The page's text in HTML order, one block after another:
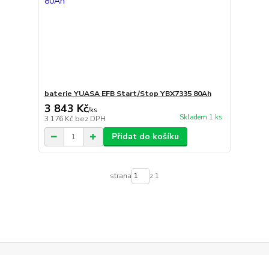
baterie YUASA EFB Start/Stop YBX7335 80Ah
3 843 Kč/ks
3 176 Kč bez DPH Skladem 1 ks
Přidat do košíku
strana z 1